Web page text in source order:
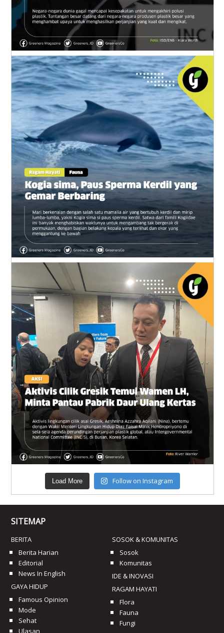
Load More Follow on Instagram
SITEMAP
BERITA
Berita Harian
Editorial
News In English
GAYA HIDUP
Famous Opinion
Mode
Sehat
Ulasan
SOSOK & KOMUNITAS
Sosok
Komunitas
IDE & INOVASI
RAGAM HAYATI
Flora
Fauna
Fungi